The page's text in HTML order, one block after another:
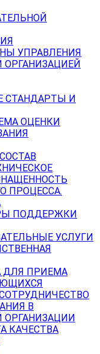
УПРАВЛЕНИЯ
ОРГАНИЗАЦИЕЙ
СТАНДАРТЫ И
ОЦЕНКИ
ПРОЦЕССА.
ПОДДЕРЖКИ
УСЛУГИ
ДЛЯ ПРИЕМА
В
ОРГАНИЗАЦИИ
КАЧЕСТВА